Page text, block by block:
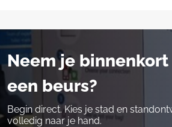
Neem je binnenkort
een beurs?
Begin direct. Kies je stad en
volledig naar je hand.